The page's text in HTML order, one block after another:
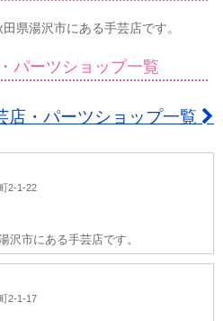
県湯沢市にある手芸店です。
パーツショップ一覧
店・パーツショップ一覧
2-1-22
沢市にある手芸店です。
2-1-17